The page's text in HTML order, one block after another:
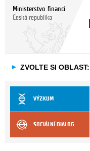
Ministerstvo financí
Česká republika
► ZVOLTE SI OBLAST:
VÝZKUM
SOCIÁLNÍ DIALOG